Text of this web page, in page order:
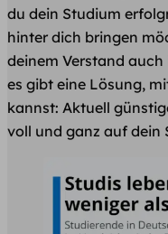
du dein Studium
hinter dich bringen
deinem Verstand auch
es gibt eine Lösung,
kannst: Aktuell
voll und ganz auf dein